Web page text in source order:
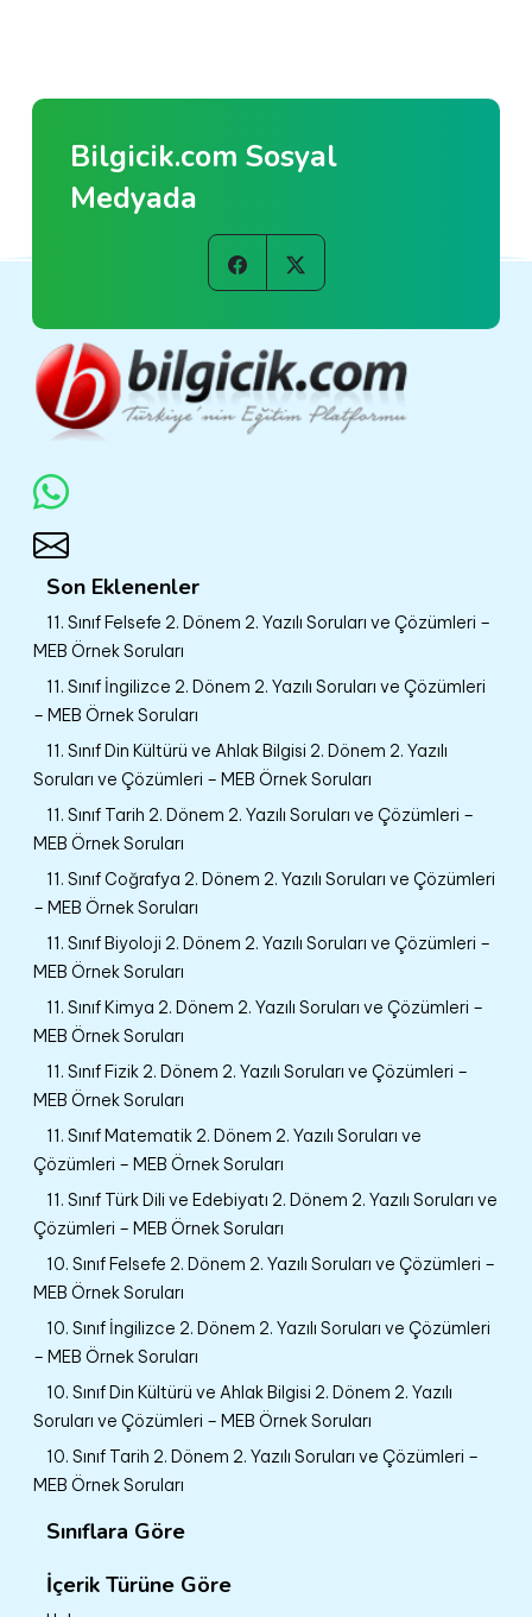
Bilgicik.com Sosyal
Medyada
Son Eklenenler
11. Sınıf Felsefe 2. Dönem 2. Yazılı Soruları ve Çözümleri –
MEB Örnek Soruları
11. Sınıf İngilizce 2. Dönem 2. Yazılı Soruları ve Çözümleri
– MEB Örnek Soruları
11. Sınıf Din Kültürü ve Ahlak Bilgisi 2. Dönem 2. Yazılı
Soruları ve Çözümleri – MEB Örnek Soruları
11. Sınıf Tarih 2. Dönem 2. Yazılı Soruları ve Çözümleri –
MEB Örnek Soruları
11. Sınıf Coğrafya 2. Dönem 2. Yazılı Soruları ve Çözümleri
– MEB Örnek Soruları
11. Sınıf Biyoloji 2. Dönem 2. Yazılı Soruları ve Çözümleri –
MEB Örnek Soruları
11. Sınıf Kimya 2. Dönem 2. Yazılı Soruları ve Çözümleri –
MEB Örnek Soruları
11. Sınıf Fizik 2. Dönem 2. Yazılı Soruları ve Çözümleri –
MEB Örnek Soruları
11. Sınıf Matematik 2. Dönem 2. Yazılı Soruları ve
Çözümleri – MEB Örnek Soruları
11. Sınıf Türk Dili ve Edebiyatı 2. Dönem 2. Yazılı Soruları ve
Çözümleri – MEB Örnek Soruları
10. Sınıf Felsefe 2. Dönem 2. Yazılı Soruları ve Çözümleri –
MEB Örnek Soruları
10. Sınıf İngilizce 2. Dönem 2. Yazılı Soruları ve Çözümleri
– MEB Örnek Soruları
10. Sınıf Din Kültürü ve Ahlak Bilgisi 2. Dönem 2. Yazılı
Soruları ve Çözümleri – MEB Örnek Soruları
10. Sınıf Tarih 2. Dönem 2. Yazılı Soruları ve Çözümleri –
MEB Örnek Soruları
Sınıflara Göre
İçerik Türüne Göre